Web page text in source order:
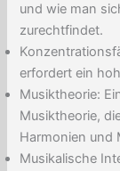
und wie man
zurechtfindet.
erfordert ein
Musiktheorie:
Musiktheorie,
Harmonien und
Musikalische